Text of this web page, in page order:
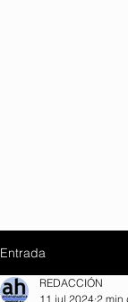
Entrada
REDACCIÓN
11 jul 2024 2 min